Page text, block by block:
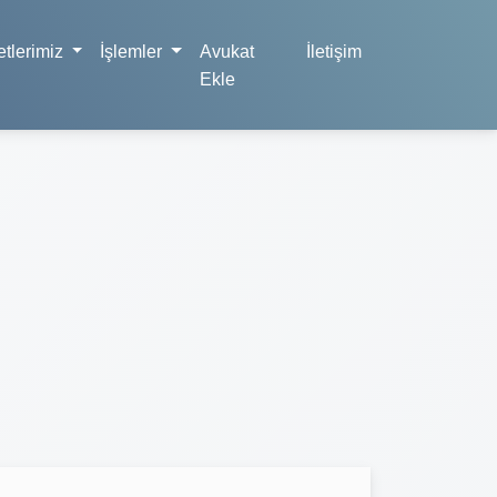
İşlemler
Avukat
Ekle
İletişim